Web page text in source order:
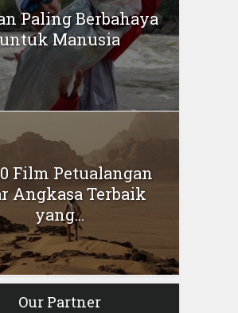
Paling Berbahaya
untuk Manusia
Film Petualangan
Angkasa Terbaik
yang...
Our Partner